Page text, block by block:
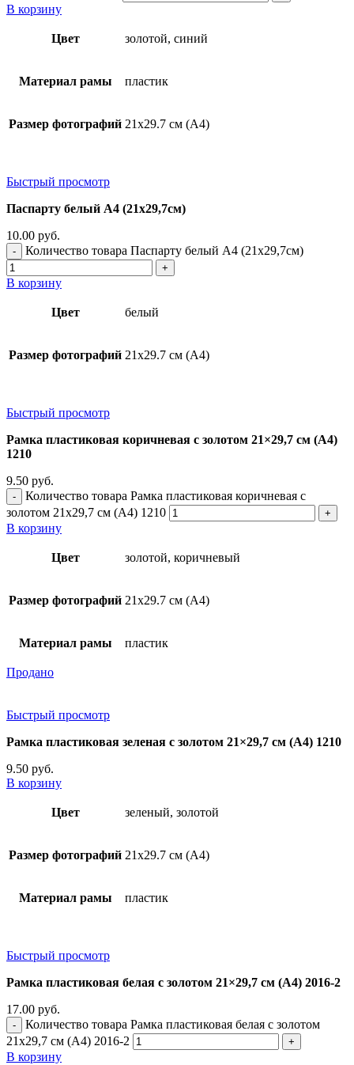
В корзину
Цвет золотой, синий
Материал рамы пластик
Размер фотографий 21х29.7 см (А4)
Быстрый просмотр
Паспарту белый А4 (21х29,7см)
10.00 руб.
Количество товара Паспарту белый А4 (21х29,7см)
В корзину
Цвет белый
Размер фотографий 21х29.7 см (А4)
Быстрый просмотр
Рамка пластиковая коричневая с золотом 21×29,7 см (А4)
1210
9.50 руб.
Количество товара Рамка пластиковая коричневая с
золотом 21x29,7 см (А4) 1210
В корзину
Цвет золотой, коричневый
Размер фотографий 21х29.7 см (А4)
Материал рамы пластик
Продано
Быстрый просмотр
Рамка пластиковая зеленая с золотом 21×29,7 см (А4) 1210
9.50 руб.
В корзину
Цвет зеленый, золотой
Размер фотографий 21х29.7 см (А4)
Материал рамы пластик
Быстрый просмотр
Рамка пластиковая белая с золотом 21×29,7 см (А4) 2016-2
17.00 руб.
Количество товара Рамка пластиковая белая с золотом
21x29,7 см (А4) 2016-2
В корзину